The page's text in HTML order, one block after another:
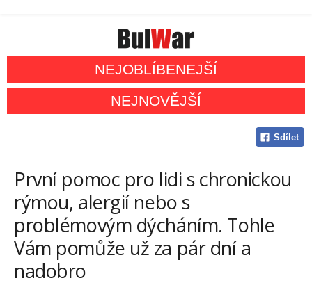
NEJOBLÍBENEJŠÍ
NEJNOVĚJŠÍ
Sdílet
První pomoc pro lidi s chronickou
rýmou, alergií nebo s
problémovým dýcháním. Tohle
Vám pomůže už za pár dní a
nadobro